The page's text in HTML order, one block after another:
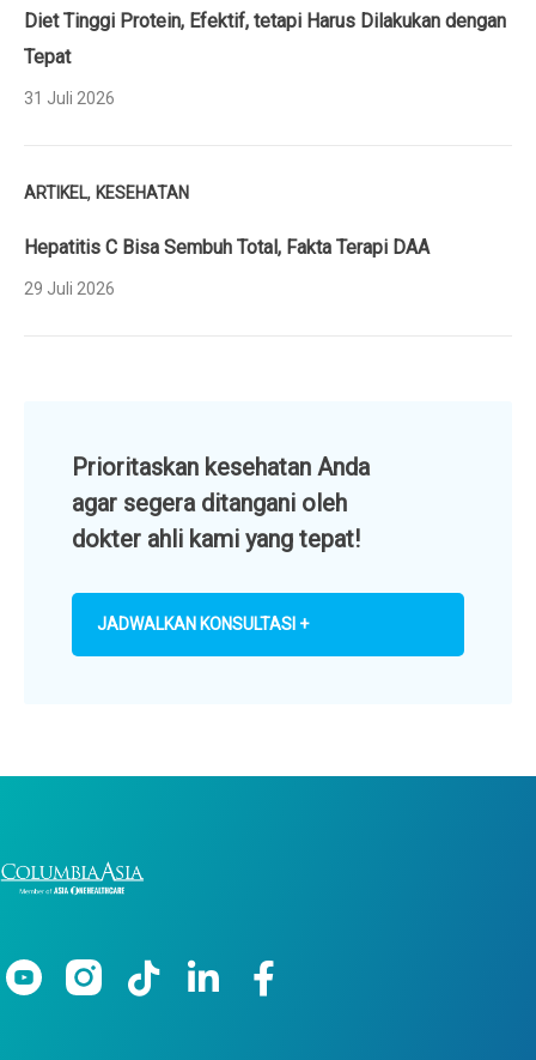
Diet Tinggi Protein, Efektif, tetapi Harus Dilakukan dengan
Tepat
31 Juli 2026
ARTIKEL, KESEHATAN
Hepatitis C Bisa Sembuh Total, Fakta Terapi DAA
29 Juli 2026
Prioritaskan kesehatan Anda
agar segera ditangani oleh
dokter ahli kami yang tepat!
JADWALKAN KONSULTASI +